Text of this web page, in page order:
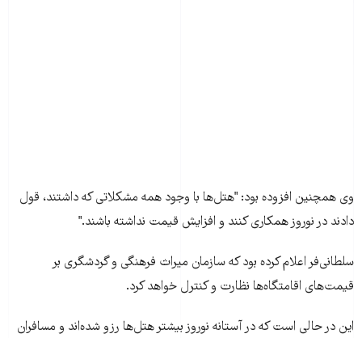
وی همچنين افزوده بود: "هتل‌ها با وجود همه مشکلاتی که داشتند، قول
دادند در نوروز همکاری کنند و افزايش قيمت نداشته باشند."
سلطانی‌فر اعلام کرده بود که سازمان ميراث فرهنگی و گردشگری بر
قيمت‌های اقامتگاه‌ها نظارت و کنترل خواهد کرد.
این در حالی است که در آستانه نوروز بيشتر هتل‌ها رزو شده‌اند و مسافران